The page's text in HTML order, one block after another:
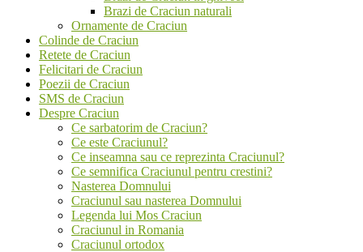
Brazi de Craciun naturali
Ornamente de Craciun
Colinde de Craciun
Retete de Craciun
Felicitari de Craciun
Poezii de Craciun
SMS de Craciun
Despre Craciun
Ce sarbatorim de Craciun?
Ce este Craciunul?
Ce inseamna sau ce reprezinta Craciunul?
Ce semnifica Craciunul pentru crestini?
Nasterea Domnului
Craciunul sau nasterea Domnului
Legenda lui Mos Craciun
Craciunul in Romania
Craciunul ortodox